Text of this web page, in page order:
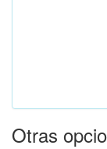
Otras